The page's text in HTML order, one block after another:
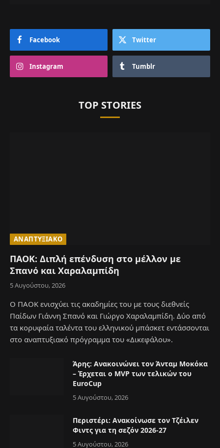
Facebook Twitter
Instagram Tumblr
TOP STORIES
ΑΝΑΠΤΥΞΙΑΚΌ
ΠΑΟΚ: Διπλή επένδυση στο μέλλον με
Σπανό και Χαραλαμπίδη
5 Αυγούστου, 2026
Ο ΠΑΟΚ ενισχύει τις ακαδημίες του με τους διεθνείς
Παίδων Γιάννη Σπανό και Γιώργο Χαραλαμπίδη. Δύο από
τα κορυφαία ταλέντα του ελληνικού μπάσκετ εντάσσονται
στο αναπτυξιακό πρόγραμμα του «Δικεφάλου».
Άρης: Ανακοινώνει τον Άνταμ Μοκόκα
– Έρχεται ο MVP των τελικών του
EuroCup
5 Αυγούστου, 2026
Περιστέρι: Ανακοίνωσε τον Τζέιλεν
Φιντς για τη σεζόν 2026-27
5 Αυγούστου, 2026